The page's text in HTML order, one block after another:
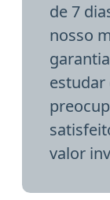
de 7
nosso
estudar
valor